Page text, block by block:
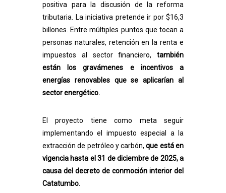
positiva para la discusión de la reforma
tributaria. La iniciativa pretende ir por $16,3
billones. Entre múltiples puntos que tocan a
personas naturales, retención en la renta e
impuestos al sector financiero, también
están los gravámenes e incentivos a
energías renovables que se aplicarían al
sector energético.
El proyecto tiene como meta seguir
implementandoel impuesto especial a la
extracción de petróleo y carbón,que está en
vigencia hasta el 31 de diciembre de 2025, a
causa del decreto de conmoción interior del
Catatumbo.